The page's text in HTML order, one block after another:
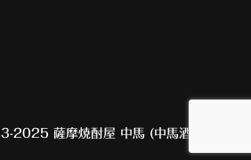
2025 薩摩焼酎屋 中馬 (中馬酒店)